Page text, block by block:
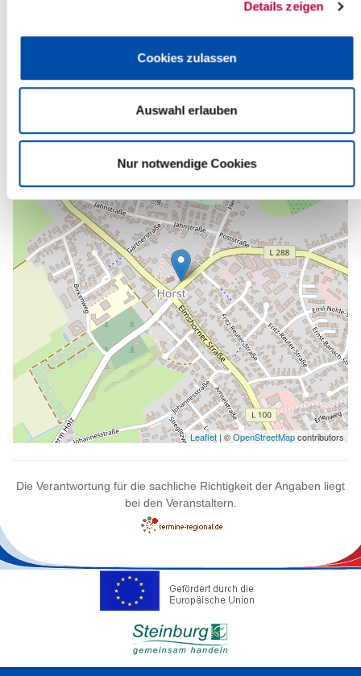
Details zeigen
Cookies zulassen
Auswahl erlauben
Nur notwendige Cookies
Telefon:
kirchengemeinde-horst[at]kk-rm.de
+
Leaflet | ©OpenStreetMapcontributors
Die Verantwortung für die sachliche Richtigkeit der Angaben liegt
bei den Veranstaltern.